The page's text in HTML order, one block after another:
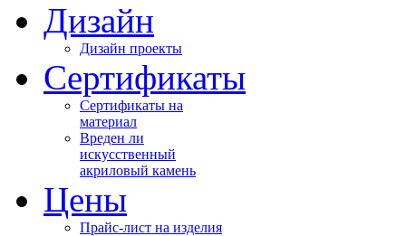
Дизайн
Дизайн проекты
Сертификаты
Сертификаты на
материал
Вреден ли
искусственный
акриловый камень
Цены
Прайс-лист на изделия